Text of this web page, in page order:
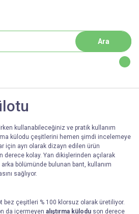
Ara
kullanabileceğiniz ve pratik kullanım
külodu çeşitlerini hemen şimdi incelemeye
için ayrı olarak dizayn edilen ürün
derece kolay. Yan dikişlerinden açılarak
bölümünde bulunan bant, kullanım
sağlıyor.
bez çeşitleri % 100 klorsuz olarak üretiliyor.
da içermeyen alıştırma külodu son derece